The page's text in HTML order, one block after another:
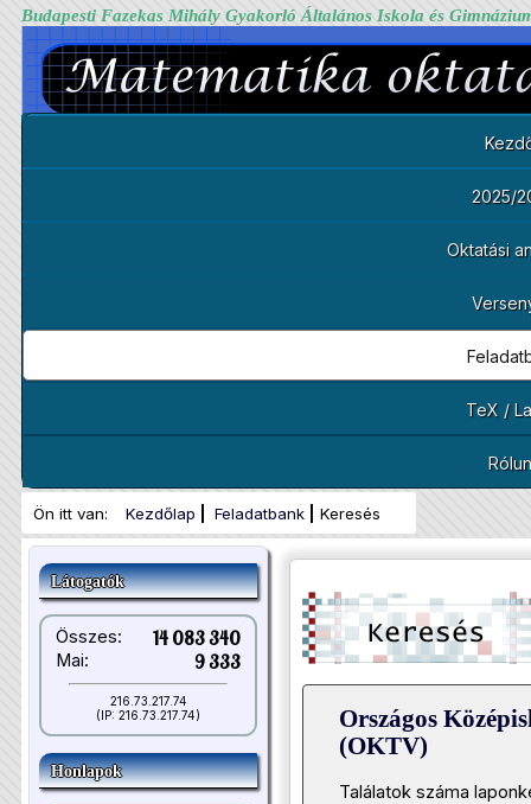
Budapesti Fazekas Mihály Gyakorló Általános Iskola és
2025/
Oktatási
TeX /
Ön itt van: Kezdőlap Feladatbank Keresés
Látogatók
Összes: 14 083 340
Mai: 9 333
216.73.217.74
(IP: 216.73.217.74)
Honlapok
Országos
(OKTV)
Találatok száma